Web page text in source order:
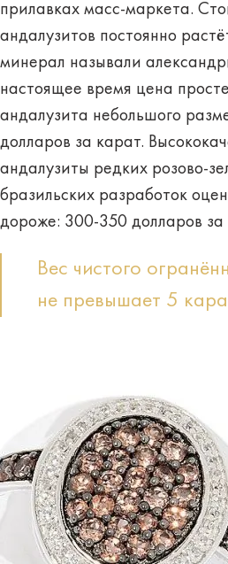
прилавках масс-маркета.
андалузитов постоянно
минерал называли
настоящее время цена
андалузита небольшого
долларов за карат.
андалузиты редких розово-
бразильских разработок
дороже: 300-350 долларов за
Вес чистого
не превышает 5